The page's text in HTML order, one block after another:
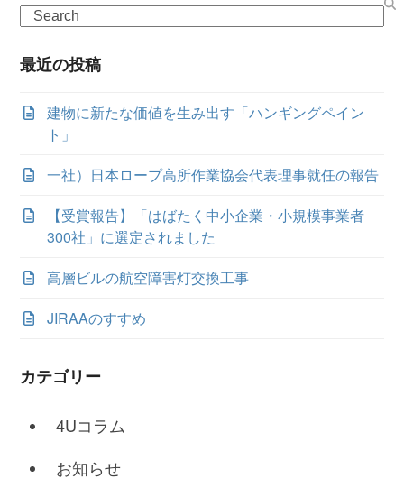
Search
最近の投稿
建物に新たな価値を生み出す「ハンギングペイン
ト」
一社）日本ロープ高所作業協会代表理事就任の報告
【受賞報告】「はばたく中小企業・小規模事業者
300社」に選定されました
高層ビルの航空障害灯交換工事
JIRAAのすすめ
カテゴリー
4Uコラム
お知らせ